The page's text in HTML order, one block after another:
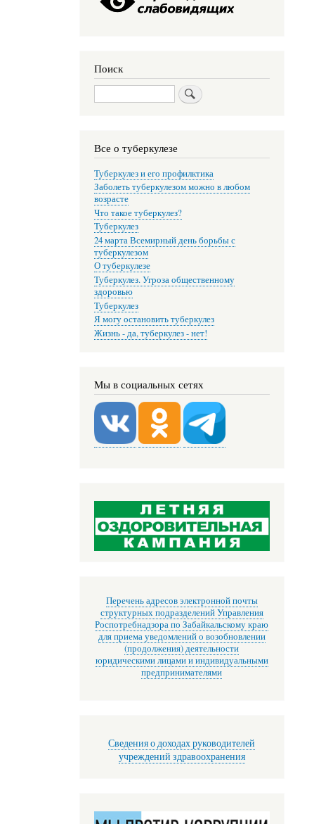
Поиск
Поиск
Все о туберкулезе
Туберкулез и его профилктика
Заболеть туберкулезом можно в любом
возрасте
Что такое туберкулез?
Туберкулез
24 марта Всемирный день борьбы с
туберкулезом
О туберкулезе
Туберкулез. Угроза общественному
здоровью
Туберкулез
Я могу остановить туберкулез
Жизнь - да, туберкулез - нет!
Мы в социальных сетях
Перечень адресов электронной почты
структурных подразделений Управления
Роспотребнадзора по Забайкальскому краю
для приема уведомлений о возобновлении
(продолжения) деятельности
юридическими лицами и индивидуальными
предпринимателями
Сведения о доходах руководителей
учреждений здравоохранения